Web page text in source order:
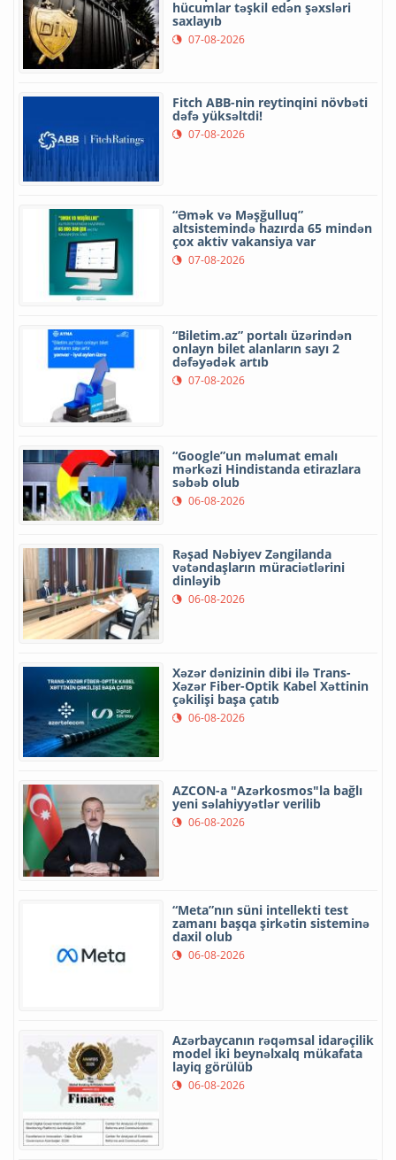
hücumlar təşkil edən şəxsləri
saxlayıb
07-08-2026
Fitch ABB-nin reytinqini növbəti
dəfə yüksəltdi!
07-08-2026
“Əmək və Məşğulluq”
altsistemində hazırda 65 mindən
çox aktiv vakansiya var
07-08-2026
“Biletim.az” portalı üzərindən
onlayn bilet alanların sayı 2
dəfəyədək artıb
07-08-2026
“Google”un məlumat emalı
mərkəzi Hindistanda etirazlara
səbəb olub
06-08-2026
Rəşad Nəbiyev Zəngilanda
vətəndaşların müraciətlərini
dinləyib
06-08-2026
Xəzər dənizinin dibi ilə Trans-
Xəzər Fiber-Optik Kabel Xəttinin
çəkilişi başa çatıb
06-08-2026
AZCON-a "Azərkosmos"la bağlı
yeni səlahiyyətlər verilib
06-08-2026
“Meta”nın süni intellekti test
zamanı başqa şirkətin sisteminə
daxil olub
06-08-2026
Azərbaycanın rəqəmsal idarəçilik
model iki beynəlxalq mükafata
layiq görülüb
06-08-2026